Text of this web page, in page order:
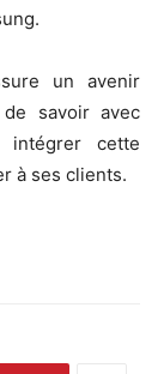
un avenir
savoir avec
intégrer cette
à ses clients.